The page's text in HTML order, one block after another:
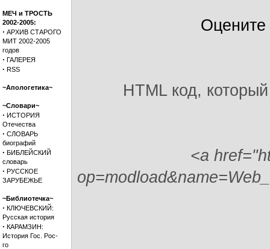
МЕЧ и ТРОСТЬ
2002-2005:
· АРХИВ СТАРОГО
МИТ 2002-2005
годов
· ГАЛЕРЕЯ
· RSS
~Апологетика~
~Словари~
· ИСТОРИЯ
Отечества
· СЛОВАРЬ
биографий
· БИБЛЕЙСКИЙ
словарь
· РУССКОЕ
ЗАРУБЕЖЬЕ
~Библиотечка~
· КЛЮЧЕВСКИЙ:
Русская история
· КАРАМЗИН:
История Гос. Рос-
го
HTML код,
<a